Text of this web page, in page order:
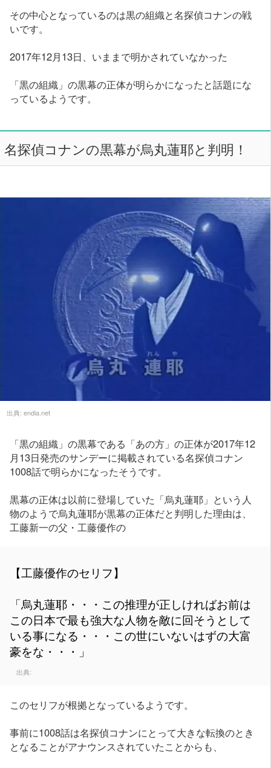
その中心となっているのは黒の組織と名探偵コナンの戦
いです。
2017年12月13日、いままで明かされていなかった
「黒の組織」の黒幕の正体が明らかになったと話題にな
っているようです。
名探偵コナンの黒幕が烏丸蓮耶と判明！
出典: endia.net
「黒の組織」の黒幕である「あの方」の正体が2017年12
月13日発売のサンデーに掲載されている名探偵コナン
1008話で明らかになったそうです。
黒幕の正体は以前に登場していた「烏丸蓮耶」という人
物のようで烏丸蓮耶が黒幕の正体だと判明した理由は、
工藤新一の父・工藤優作の
【工藤優作のセリフ】
「烏丸蓮耶・・・この推理が正しければお前は
この日本で最も強大な人物を敵に回そうとして
いる事になる・・・この世にいないはずの大富
豪をな・・・」
出典:
このセリフが根拠となっているようです。
事前に1008話は名探偵コナンにとって大きな転換のとき
となることがアナウンスされていたことからも、